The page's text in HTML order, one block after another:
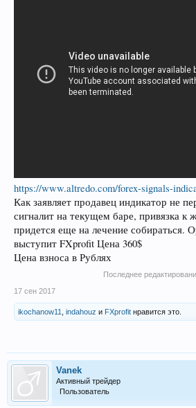
https://www.altredo.com/forex-signals-
Как заявляет продавец индикатор не
сигналит на текущем баре, привязка к
придется еще на лечение собираться.
выступит FXprofit Цена 360$
Цена взноса в Рублях
Последнее
17 сен 2017
ikochanow11 indahouz и FXprofit нравится это.
Vanek
Активный трейдер
Пользователь